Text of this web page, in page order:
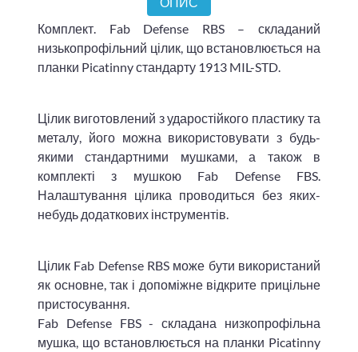
Комплект. Fab Defense RBS – складаний
низькопрофільний цілик, що встановлюється на
планки Picatinny стандарту 1913 MIL-STD.
Цілик виготовлений з ударостійкого пластику та
металу, його можна використовувати з будь-
якими стандартними мушками, а також в
комплекті з мушкою Fab Defense FBS.
Налаштування цілика проводиться без яких-
небудь додаткових інструментів.
Цілик Fab Defense RBS може бути використаний
як основне, так і допоміжне відкрите прицільне
пристосування.
Fab Defense FBS - складана низкопрофільна
мушка, що встановлюється на планки Picatinny